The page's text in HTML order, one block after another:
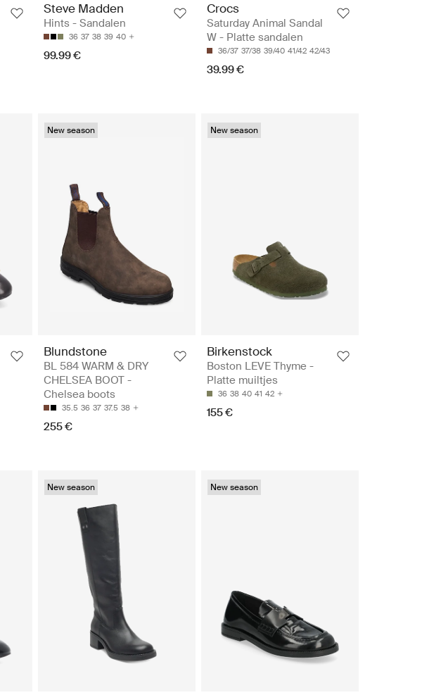
Steve Madden
Hints - Sandalen
36 37 38 39 40
99.99 €
Crocs
Saturday Animal Sandal
W - Platte sandalen
36/37 37/38 39/40 41/42 42/43
39.99 €
New season
Blundstone
BL 584 WARM & DRY
CHELSEA BOOT -
Chelsea boots
35.5 36 37 37.5 38
255 €
New season
Birkenstock
Boston LEVE Thyme -
Platte muiltjes
36 38 40 41 42
155 €
New season New season